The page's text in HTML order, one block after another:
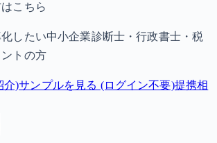
こちら
したい中小企業診断士・行政書士・税
トの方
介)サンプルを見る (ログイン不要)提携相